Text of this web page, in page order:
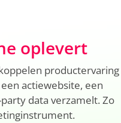
oplevert
productervaring
actiewebsite, een
data verzamelt. Zo